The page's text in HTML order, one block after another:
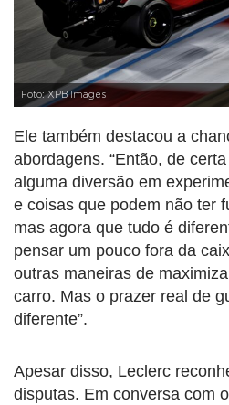
Foto: XPB Images
Ele também destacou a
abordagens. “Então, de
alguma diversão em
e coisas que podem não ter
mas agora que tudo é
pensar um pouco fora da
outras maneiras de
carro. Mas o prazer real de
diferente”.
Apesar disso, Leclerc
disputas. Em conversa com o